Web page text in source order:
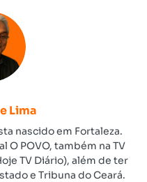
Lima
nascido em Fortaleza.
O POVO, também na TV
TV Diário), além de ter
e Tribuna do Ceará.